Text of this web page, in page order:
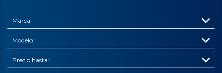
Marca
Modelo
Precio hasta